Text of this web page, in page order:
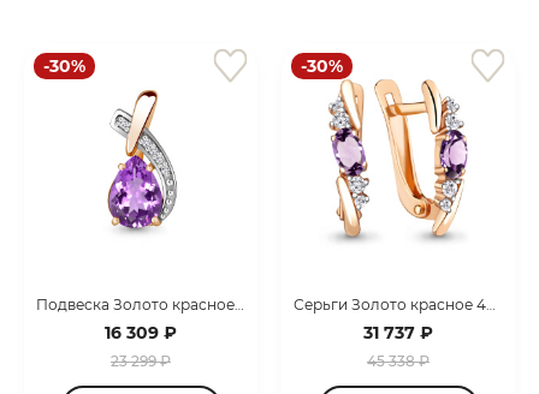
-30%
Подвеска Золото красное 2512604.1
16 309 ₽
23 299 ₽
-30%
Серьги Золото красное 4898304.1
31 737 ₽
45 338 ₽